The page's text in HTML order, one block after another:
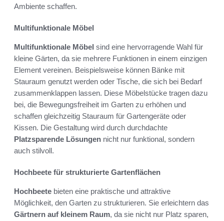
Ambiente schaffen.
Multifunktionale Möbel
Multifunktionale Möbel sind eine hervorragende Wahl für
kleine Gärten, da sie mehrere Funktionen in einem einzigen
Element vereinen. Beispielsweise können Bänke mit
Stauraum genutzt werden oder Tische, die sich bei Bedarf
zusammenklappen lassen. Diese Möbelstücke tragen dazu
bei, die Bewegungsfreiheit im Garten zu erhöhen und
schaffen gleichzeitig Stauraum für Gartengeräte oder
Kissen. Die Gestaltung wird durch durchdachte
Platzsparende Lösungen nicht nur funktional, sondern
auch stilvoll.
Hochbeete für strukturierte Gartenflächen
Hochbeete bieten eine praktische und attraktive
Möglichkeit, den Garten zu strukturieren. Sie erleichtern das
Gärtnern auf kleinem Raum, da sie nicht nur Platz sparen,